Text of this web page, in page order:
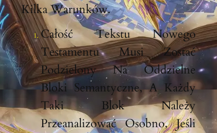
Kilka Warunków.
Całość Tekstu Nowego
Testamentu Musi Zostać
Podzielony Na Oddzielne
Bloki Semantyczne, A Każdy
Taki Blok Należy
Przeanalizować Osobno, Jeśli